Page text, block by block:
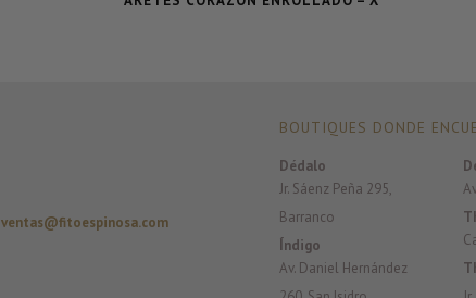
ventas@fitoespinosa.com
BOUTIQUES DONDE
Dédalo
Jr. Sáenz Peña 295,
Barranco
Índigo
Av. Daniel Hernández